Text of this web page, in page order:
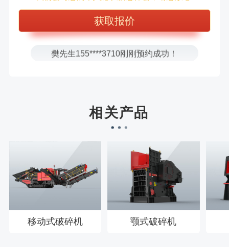
张先生131****7997刚刚预约成功！
方先生150****5692刚刚预约成功！
樊先生155****3710刚刚预约成功！
王先生183****6078刚刚预约成功！
相关产品
移动式破碎机 颚式破碎机